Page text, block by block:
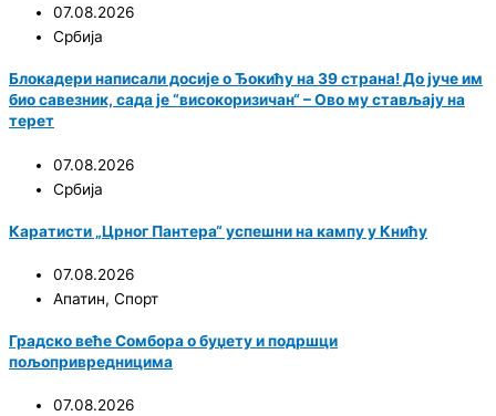
07.08.2026
Србија
Блокадери написали досије о Ђокићу на 39 страна! До јуче им
био савезник, сада је “високоризичан“ – Ово му стављају на
терет
07.08.2026
Србија
Каратисти „Црног Пантера“ успешни на кампу у Книћу
07.08.2026
Апатин, Спорт
Градско веће Сомбора о буџету и подршци
пољопривредницима
07.08.2026